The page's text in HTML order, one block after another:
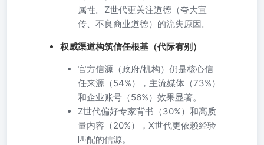
属性。Z世代更关注道德（夸大宣
传、不良商业道德）的流失原因。
权威渠道构筑信任根基（代际有别）
官方信源（政府/机构）仍是核心信
任来源（54%），主流媒体（73%）
和企业账号（56%）效果显著。
Z世代偏好专家背书（30%）和高质
量内容（20%），X世代更依赖经验
匹配的信源。